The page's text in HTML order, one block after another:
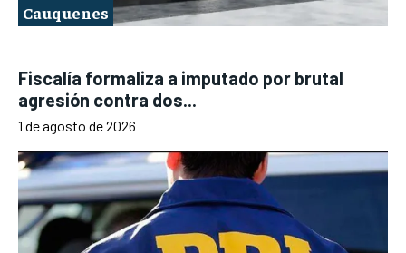
Cauquenes
Fiscalía formaliza a imputado por brutal
agresión contra dos...
1 de agosto de 2026